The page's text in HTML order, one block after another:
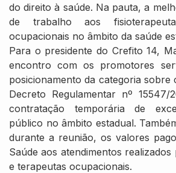
do direito à saúde. Na pauta, a
de trabalho aos
ocupacionais no âmbito da saúde
Para o presidente do Crefito 14,
encontro com os promotores
posicionamento da categoria sobre
Decreto Regulamentar nº 15547/
contratação temporária de
público no âmbito estadual.
durante a reunião, os valores
Saúde aos atendimentos
e terapeutas ocupacionais.